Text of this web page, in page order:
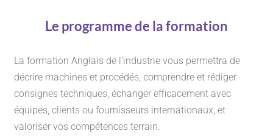
Le programme de la formation
La formation Anglais de l’industrie vous permettra de
décrire machines et procédés, comprendre et rédiger
consignes techniques, échanger efficacement avec
équipes, clients ou fournisseurs internationaux, et
valoriser vos compétences terrain.